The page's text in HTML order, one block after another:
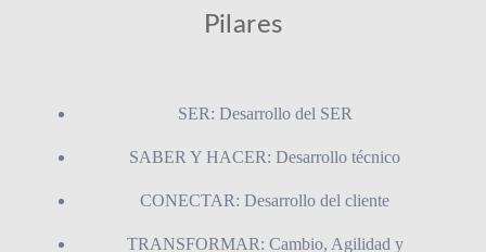
Pilares
SER: Desarrollo del SER
SABER Y HACER: Desarrollo técnico
CONECTAR: Desarrollo del cliente
TRANSFORMAR: Cambio, Agilidad y